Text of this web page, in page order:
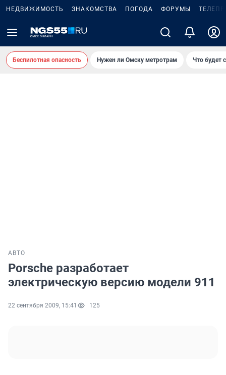
НЕДВИЖИМОСТЬ ЗНАКОМСТВА ПОГОДА ФОРУМЫ
Беспилотная опасность Нужен ли Омску метротрам Что будет
АВТО
Porsche разработает
электрическую версию модели 911
22 сентября 2009, 15:41 125